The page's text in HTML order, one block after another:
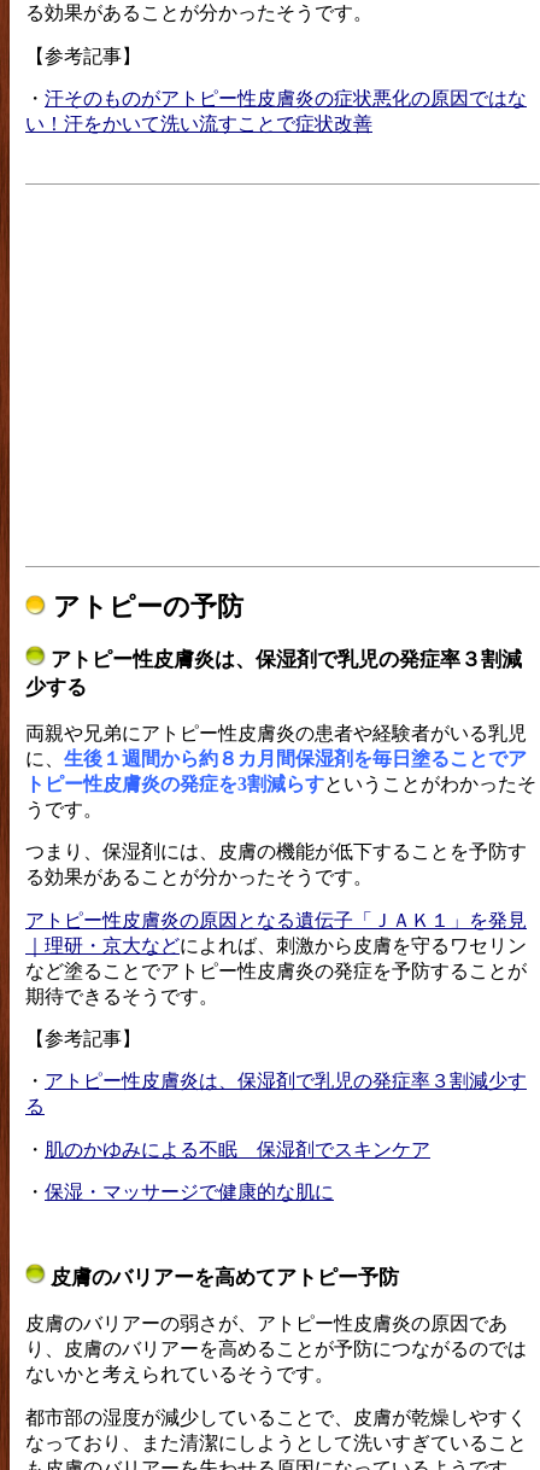
る効果があることが分かったそうです。
【参考記事】
・ 汗そのものがアトピー性皮膚炎の症状悪化の原因ではな
い！汗をかいて洗い流すことで症状改善
アトピーの予防
アトピー性皮膚炎は、保湿剤で乳児の発症率３割減
少する
両親や兄弟にアトピー性皮膚炎の患者や経験者がいる乳児
に、 生後１週間から約８カ月間保湿剤を毎日塗ることでア
トピー性皮膚炎の発症を3割減らすということがわかったそ
うです。
つまり、保湿剤には、皮膚の機能が低下することを予防す
る効果があることが分かったそうです。
アトピー性皮膚炎の原因となる遺伝子「ＪＡＫ１」を発見
｜理研・京大などによれば、刺激から皮膚を守るワセリン
など塗ることでアトピー性皮膚炎の発症を予防することが
期待できるそうです。
【参考記事】
・ アトピー性皮膚炎は、保湿剤で乳児の発症率３割減少す
る
・ 肌のかゆみによる不眠 保湿剤でスキンケア
・ 保湿・マッサージで健康的な肌に
皮膚のバリアーを高めてアトピー予防
皮膚のバリアーの弱さが、アトピー性皮膚炎の原因であ
り、皮膚のバリアーを高めることが予防につながるのでは
ないかと考えられているそうです。
都市部の湿度が減少していることで、皮膚が乾燥しやすく
なっており、また清潔にしようとして洗いすぎていること